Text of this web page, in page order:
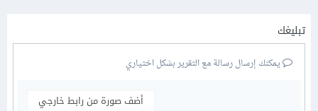
تبليغك
يمكنك إرسال رسالة مع التقرير بشكل اختياري
أضف صورة من رابط خارجي